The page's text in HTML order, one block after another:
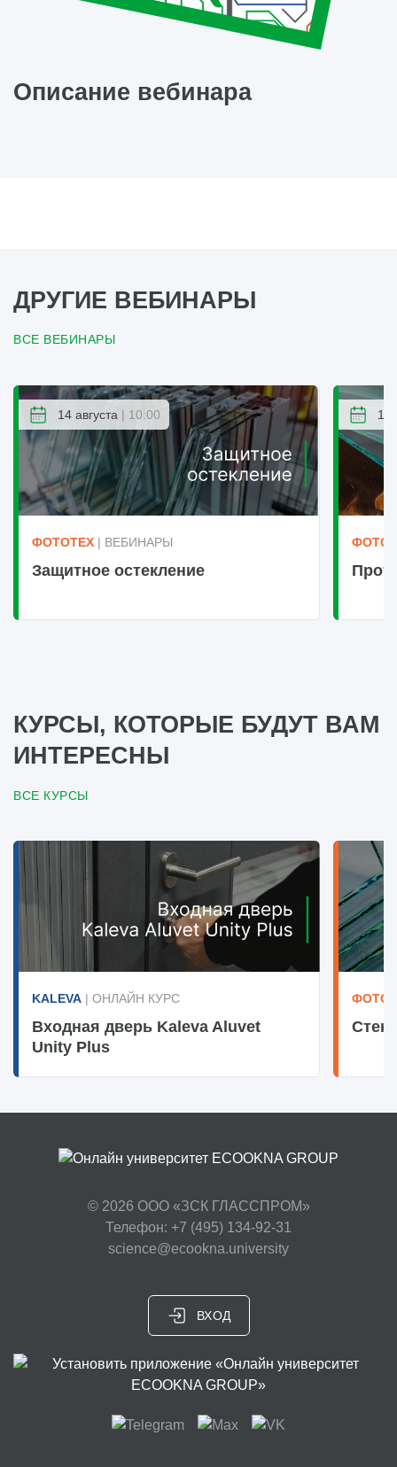
Описание вебинара
ДРУГИЕ ВЕБИНАРЫ
ВСЕ ВЕБИНАРЫ
14 августа | 10:00
ФОТОТЕХ | ВЕБИНАРЫ
Защитное остекление
14
КУРСЫ, КОТОРЫЕ БУДУТ ВАМ
ИНТЕРЕСНЫ
ВСЕ КУРСЫ
KALEVA | ОНЛАЙН КУРС
Входная дверь Kaleva Aluvet
Unity Plus
© 2026 ООО «ЗСК ГЛАССПРОМ»
Телефон: +7 (495) 134-92-31
science@ecookna.university
ВХОД